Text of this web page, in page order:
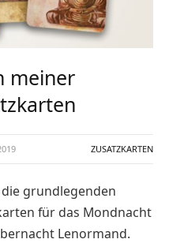
meiner
ZUSATZKARTEN
grundlegenden
für das Mondnacht
Lenormand.